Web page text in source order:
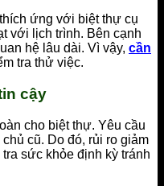
ứng với biệt thự cụ
với lịch trình. Bên cạnh
hệ lâu dài. Vì vậy, cần
tra thử việc.
cậy
cho biệt thự. Yêu cầu
cũ. Do đó, rủi ro giảm
sức khỏe định kỳ tránh